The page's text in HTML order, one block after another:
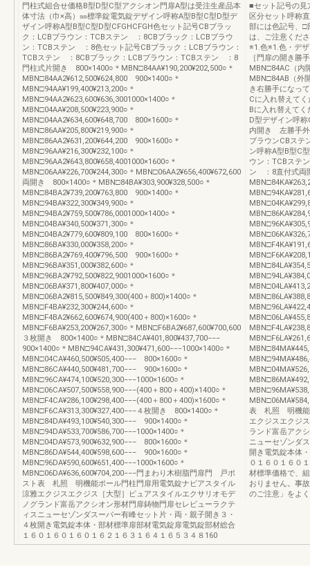
門柱式組合せ価格B型D型C型アクシオン門扉A型は受注生産品本
体寸法（巾×高）㎜標準錠電気錠デザイン呼称A型B型C型D型デ
ザイン呼称A型B型C型D型CFGHCFGH色セット記号CBブラッ
ク：LCBブラウン：TCBステン ：8CBブラック：LCBブラウ
ン：TCBステン ：8色セット記号CBブラック：LCBブラウン：
TCBステン ：8CBブラック：LCBブラウン：TCBステン ：8
門柱式片開き 800×1400○＊MBN□84AA¥190,200¥202,500○＊
MBN□84AA2¥612,500¥624,800 900×1400○＊
MBN□94AA¥199,400¥213,200○＊
MBN□94AA2¥623,600¥636,3001000×1400○＊
MBN□04AA¥208,500¥223,900○＊
MBN□04AA2¥634,600¥648,700 800×1600○＊
MBN□86AA¥205,800¥219,900○＊
MBN□86AA2¥631,200¥644,200 900×1600○＊
MBN□96AA¥216,300¥232,100○＊
MBN□96AA2¥643,800¥658,4001000×1600○＊
MBN□06AA¥226,700¥244,300○＊MBN□06AA2¥656,400¥672,600
両開き 800×1400○＊MBN□84BA¥303,900¥328,500○＊
MBN□84BA2¥739,200¥763,800 900×1400○＊
MBN□94BA¥322,300¥349,900○＊
MBN□94BA2¥759,500¥786,0001000×1400○＊
MBN□04BA¥340,500¥371,300○＊
MBN□04BA2¥779,600¥809,100 800×1600○＊
MBN□86BA¥330,000¥358,200○＊
MBN□86BA2¥769,400¥796,500 900×1600○＊
MBN□96BA¥351,000¥382,600○＊
MBN□96BA2¥792,500¥822,9001000×1600○＊
MBN□06BA¥371,800¥407,000○＊
MBN□06BA2¥815,500¥849,300(400＋800)×1400○＊
MBN□F4BA¥232,300¥244,600○＊
MBN□F4BA2¥662,600¥674,900(400＋800)×1600○＊
MBN□F6BA¥253,200¥267,300○＊MBN□F6BA2¥687,600¥700,600
３枚開き 800×1400○＊MBN□84CA¥401,800¥437,700−−−
900×1400○＊MBN□94CA¥431,300¥471,600−−−1000×1400○＊
MBN□04CA¥460,500¥505,400−−− 800×1600○＊
MBN□86CA¥440,500¥481,700−−− 900×1600○＊
MBN□96CA¥474,100¥520,300−−−1000×1600○＊
MBN□06CA¥507,500¥558,900−−−(400＋800＋400)×1400○＊
MBN□F4CA¥286,100¥298,400−−−(400＋800＋400)×1600○＊
MBN□F6CA¥313,300¥327,400−−−４枚開き 800×1400○＊
MBN□84DA¥493,100¥540,300−−− 900×1400○＊
MBN□94DA¥533,700¥586,700−−−1000×1400○＊
MBN□04DA¥573,900¥632,900−−− 800×1600○＊
MBN□86DA¥544,400¥598,600−−− 900×1600○＊
MBN□96DA¥590,600¥651,400−−−1000×1600○＊
MBN□06DA¥636,600¥704,200−−−門まわり木樹脂門扉門 戸ポ
スト表 札照 明機能ポール門柱門扉用電気錠ナビアスタイル
涼雅エクジスエクジス［大型］ピュアスタイルエクサリオモデ
ノグランド富岳アクシオン形材門扉鋳物門扉セレビューラクテ
ィスニューセゾンダスーパー有峰セット片・両・親子開き３・
４枚開き電気錠本体・部材標準扉部材電気錠扉電気錠部材総合
１６０１６０１６０１６２１６３１６４１６５３４８160
■セット記号の見
区分セット呼称
部には色記号、□
は、ご注意くだ
※1.色※1.色・デ
［門扉の開き勝
MBN□84AC（
MBN□84AB（外
き右勝手になっ
Cに入れ替えて
Bに入れ替えて
D型デザイン呼
内開き 左勝手
ブラウンCBステ
ン呼称A型B型C
ウン：TCBステ
ン ：8直付式両
表 札照 明機能
エクジスエクジ
ランド富岳アク
ニューセゾンダ
開き電気錠本体
０１６０１６０
材標準価格で、
おりません。事
のご注意」をよ